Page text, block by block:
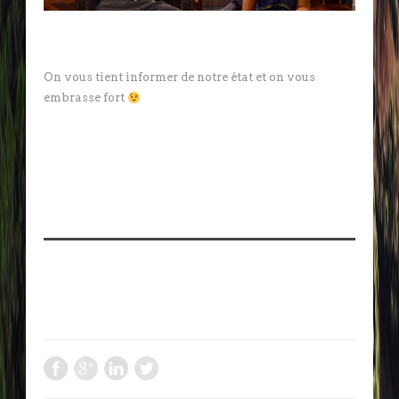
On vous tient informer de notre état et on vous
embrasse fort